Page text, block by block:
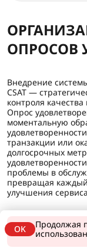
ОПРОСОВ
Внедрение
CSAT —
контроля
Опрос
моментальную
транзакции или
долгосрочных
проблемы в
превращая каждый
улучшения
OK
Продолжая